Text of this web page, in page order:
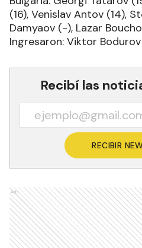
(16), Venislav Antov (14),
Damyaov (-), Lazar
Ingresaron: Viktor
Recibí las
RECIBIR
Ads